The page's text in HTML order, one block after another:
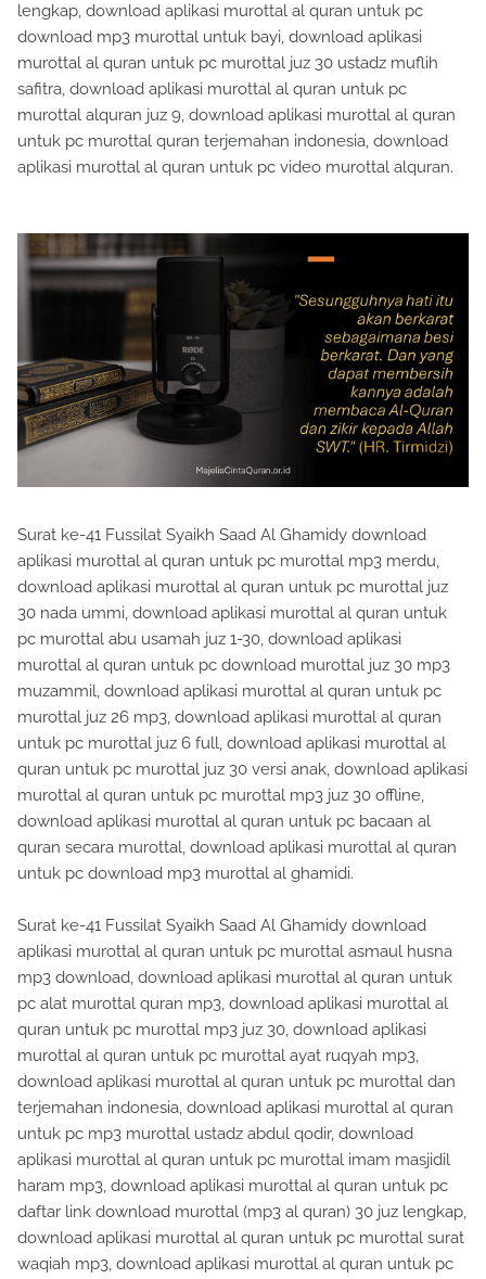
lengkap, download aplikasi murottal al quran untuk pc
download mp3 murottal untuk bayi, download aplikasi
murottal al quran untuk pc murottal juz 30 ustadz muflih
safitra, download aplikasi murottal al quran untuk pc
murottal alquran juz 9, download aplikasi murottal al quran
untuk pc murottal quran terjemahan indonesia, download
aplikasi murottal al quran untuk pc video murottal alquran.
Surat ke-41 Fussilat Syaikh Saad Al Ghamidy download
aplikasi murottal al quran untuk pc murottal mp3 merdu,
download aplikasi murottal al quran untuk pc murottal juz
30 nada ummi, download aplikasi murottal al quran untuk
pc murottal abu usamah juz 1-30, download aplikasi
murottal al quran untuk pc download murottal juz 30 mp3
muzammil, download aplikasi murottal al quran untuk pc
murottal juz 26 mp3, download aplikasi murottal al quran
untuk pc murottal juz 6 full, download aplikasi murottal al
quran untuk pc murottal juz 30 versi anak, download aplikasi
murottal al quran untuk pc murottal mp3 juz 30 offline,
download aplikasi murottal al quran untuk pc bacaan al
quran secara murottal, download aplikasi murottal al quran
untuk pc download mp3 murottal al ghamidi.
Surat ke-41 Fussilat Syaikh Saad Al Ghamidy download
aplikasi murottal al quran untuk pc murottal asmaul husna
mp3 download, download aplikasi murottal al quran untuk
pc alat murottal quran mp3, download aplikasi murottal al
quran untuk pc murottal mp3 juz 30, download aplikasi
murottal al quran untuk pc murottal ayat ruqyah mp3,
download aplikasi murottal al quran untuk pc murottal dan
terjemahan indonesia, download aplikasi murottal al quran
untuk pc mp3 murottal ustadz abdul qodir, download
aplikasi murottal al quran untuk pc murottal imam masjidil
haram mp3, download aplikasi murottal al quran untuk pc
daftar link download murottal (mp3 al quran) 30 juz lengkap,
download aplikasi murottal al quran untuk pc murottal surat
waqiah mp3, download aplikasi murottal al quran untuk pc